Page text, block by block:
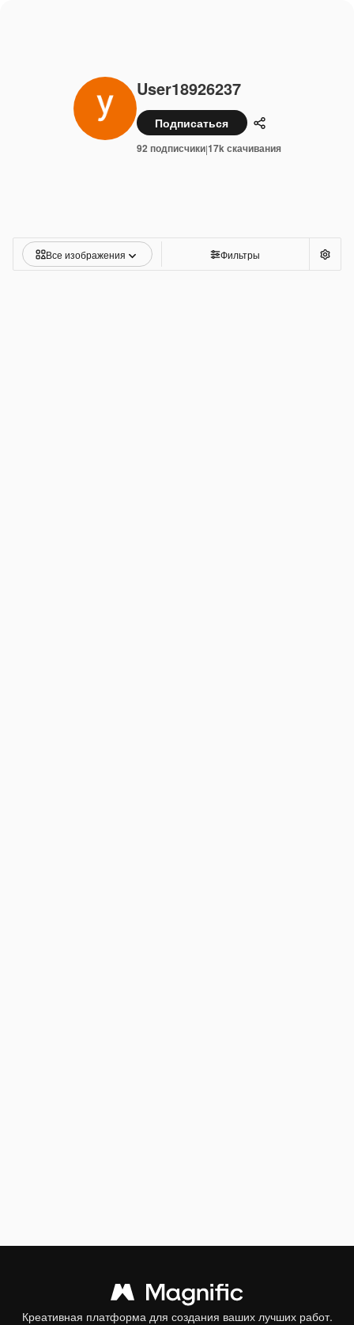
User18926237
Подписаться Поделиться
92 подписчики|17k скачивания
Все изображения Фильтры
Креативная платформа для создания ваших лучших работ.